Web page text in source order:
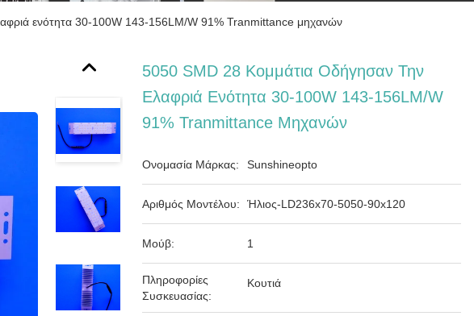
ενότητα 30-100W 143-156LM/W 91% Tranmittance μηχανών
5050 SMD 28 Κομμάτια Οδήγησαν Την
Ελαφριά Ενότητα 30-100W 143-156LM/W
91% Tranmittance Μηχανών
Ονομασία Μάρκας: Sunshineopto
Αριθμός Μοντέλου: Ήλιος-LD236x70-5050-90x120
Μούβ: 1
Πληροφορίες
Συσκευασίας:
Κουτιά